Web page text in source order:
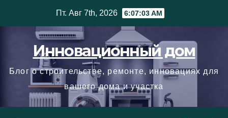
Пт. Авг 7th, 2026 6:07:04 AM
Инновационный дом
Блог о строительстве, ремонте, инновациях для
вашего дома и участка